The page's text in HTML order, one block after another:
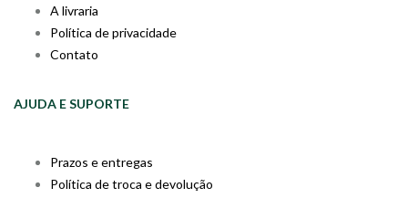
A livraria
Política de privacidade
Contato
AJUDA E SUPORTE
Prazos e entregas
Política de troca e devolução